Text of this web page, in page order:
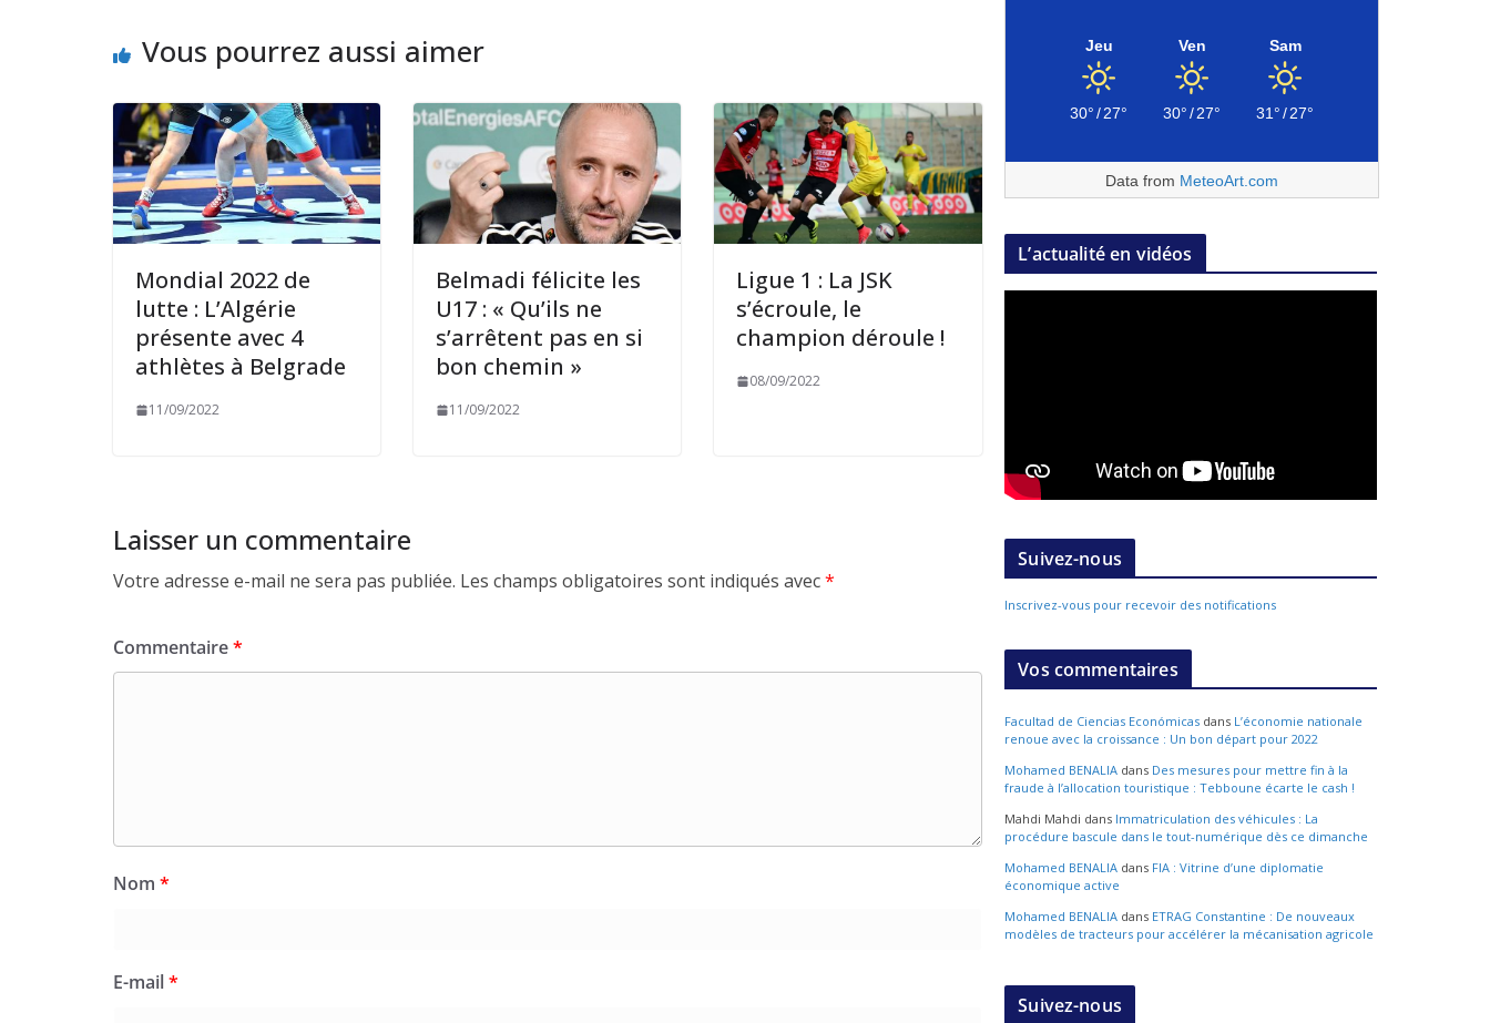
Vous pourrez aussi aimer
Mondial 2022 de
lutte : L’Algérie
présente avec 4
athlètes à Belgrade
11/09/2022
Belmadi félicite les
U17 : « Qu’ils ne
s’arrêtent pas en si
bon chemin »
11/09/2022
Ligue 1 : La JSK
s’écroule, le
champion déroule !
08/09/2022
Laisser un commentaire
Votre adresse e-mail ne sera pas publiée. Les champs obligatoires sont indiqués avec*
Commentaire*
Nom *
E-mail*
Jeu
30°/27°
Ven
30°/27°
Sam
31°/27°
Data from MeteoArt.com
L’actualité en vidéos
Suivez-nous
Inscrivez-vous pour recevoir des notifications
Vos commentaires
Facultad de Ciencias Económicas dans L’économie nationale
renoue avec la croissance : Un bon départ pour 2022
Mohamed BENALIA dans Des mesures pour mettre fin à la
fraude à l’allocation touristique : Tebboune écarte le cash !
Mahdi Mahdi dans Immatriculation des véhicules : La
procédure bascule dans le tout-numérique dès ce dimanche
Mohamed BENALIA dans FIA : Vitrine d’une diplomatie
économique active
Mohamed BENALIA dans ETRAG Constantine : De nouveaux
modèles de tracteurs pour accélérer la mécanisation agricole
Suivez-nous